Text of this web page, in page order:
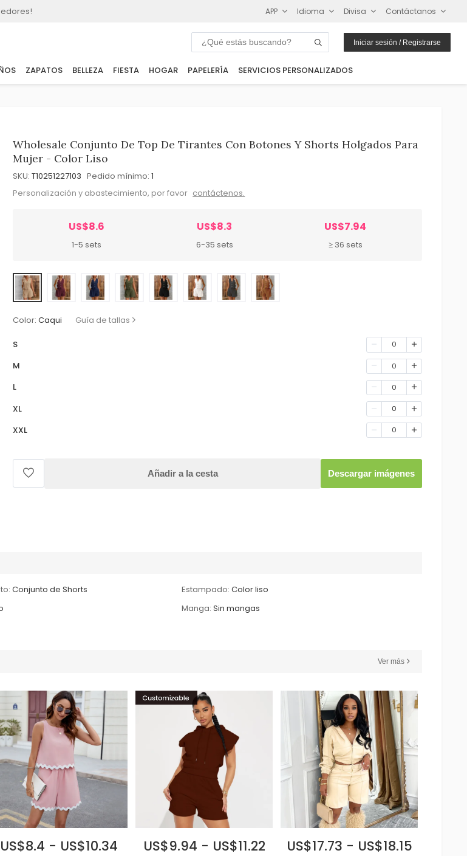
APP Idioma Divisa Contáctanos
Iniciar sesión / Registrarse
ZAPATOS BELLEZA FIESTA HOGAR PAPELERÍA SERVICIOS PERSONALIZADOS
Wholesale Conjunto De Top De Tirantes Con Botones Y Shorts Holgados Para
Mujer - Color Liso
SKU: T10251227103 Pedido mínimo: 1
Personalización y abastecimiento, por favor contáctenos.
US$8.6
1-5 sets
US$8.3
6-35 sets
US$7.94
≥ 36 sets
Color: Caqui Guía de tallas
S 0
M 0
L 0
XL 0
XXL 0
Añadir a la cesta Descargar imágenes
Conjunto de Shorts Estampado: Color liso
Manga: Sin mangas
Ver más
US$8.4 - US$10.34 US$9.94 - US$11.22 US$17.73 - US$18.15